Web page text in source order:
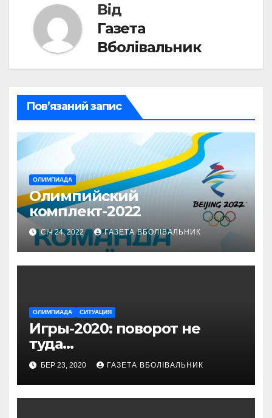
Від
Газета
Вболівальник
Пов’язаний запис
ОЛИМПИАДА
Олимпийский
комплект-2022
СІЧ 24, 2022 ГАЗЕТА ВБОЛІВАЛЬНИК
ОЛИМПИАДА СИТУАЦИЯ
Игры-2020: поворот не
туда…
БЕР 23, 2020 ГАЗЕТА ВБОЛІВАЛЬНИК